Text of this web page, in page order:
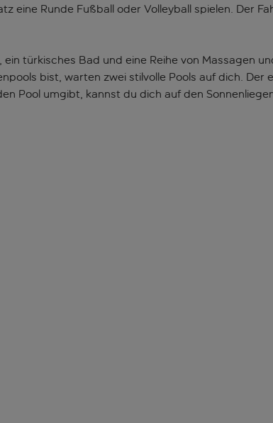
eine Runde Fußball oder Volleyball spielen. Der
türkisches Bad und eine Reihe von Massagen
bist, warten zwei stilvolle Pools auf dich.
Pool umgibt, kannst du dich auf den